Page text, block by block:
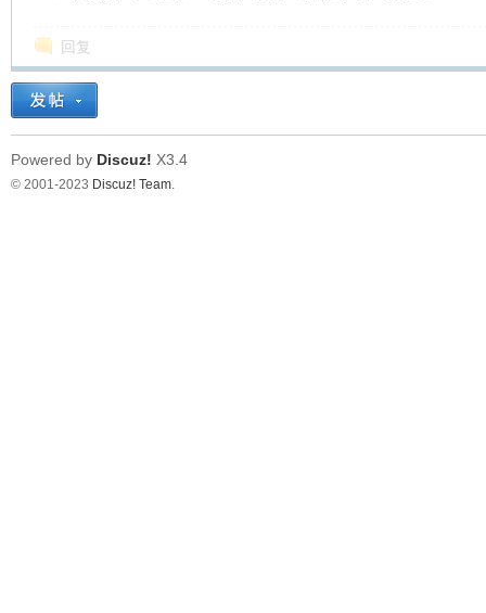
回复
Powered by Discuz! X3.4
© 2001-2023 Discuz! Team.